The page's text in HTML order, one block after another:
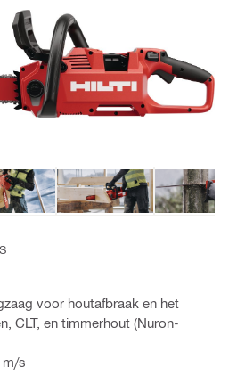
voor houtafbraak en het
CLT, en timmerhout (Nuron-
m/s